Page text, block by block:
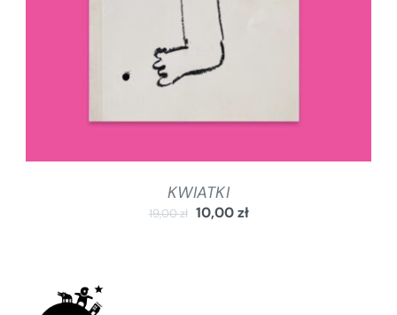
KWIATKI
19,00zł 10,00zł